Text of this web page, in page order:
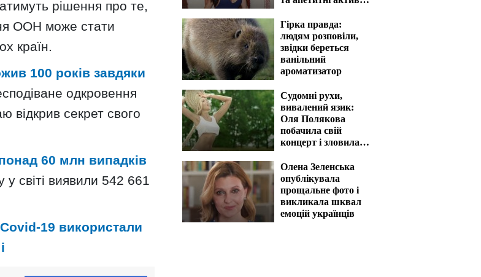
рішення про те,
ООН може стати
країн.
100 років завдяки
одкровення
відкрив секрет свого
60 млн випадків
світі виявили 542 661
19 використали
Гірка правда:
людям розповіли,
звідки береться
ванільний
ароматизатор
Судомні рухи,
вивалений язик:
Оля Полякова
побачила свій
концерт і зловила
Олена Зеленська
опублікувала
прощальне фото і
викликала шквал
емоцій українців